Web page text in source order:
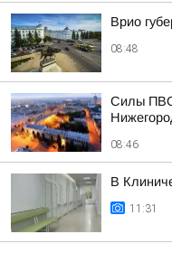
Врио
08:48
Силы ПВО
08:46
В
11:31